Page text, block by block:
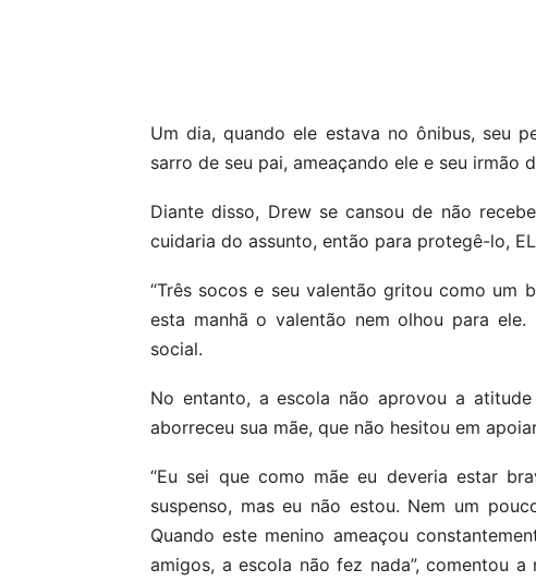
Um dia, quando ele estava no ônibus, seu
sarro de seu pai, ameaçando ele e seu irmão
Diante disso, Drew se cansou de não
cuidaria do assunto, então para protegê-lo,
“Três socos e seu valentão gritou como um
esta manhã o valentão nem olhou para
social.
No entanto, a escola não aprovou a
aborreceu sua mãe, que não hesitou em
“Eu sei que como mãe eu deveria estar
suspenso, mas eu não estou. Nem um
Quando este menino ameaçou
amigos, a escola não fez nada”, comentou